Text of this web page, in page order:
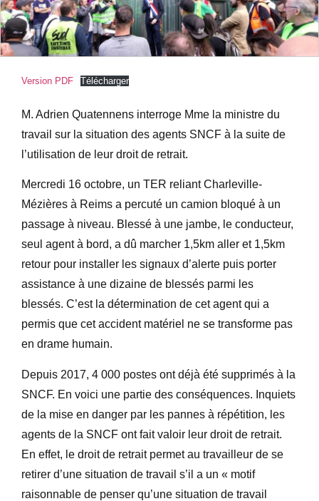
Version PDF Télécharger
M. Adrien Quatennens interroge Mme la ministre du
travail sur la situation des agents SNCF à la suite de
l’utilisation de leur droit de retrait.
Mercredi 16 octobre, un TER reliant Charleville-
Mézières à Reims a percuté un camion bloqué à un
passage à niveau. Blessé à une jambe, le conducteur,
seul agent à bord, a dû marcher 1,5km aller et 1,5km
retour pour installer les signaux d’alerte puis porter
assistance à une dizaine de blessés parmi les
blessés. C’est la détermination de cet agent qui a
permis que cet accident matériel ne se transforme pas
en drame humain.
Depuis 2017, 4 000 postes ont déjà été supprimés à la
SNCF. En voici une partie des conséquences. Inquiets
de la mise en danger par les pannes à répétition, les
agents de la SNCF ont fait valoir leur droit de retrait.
En effet, le droit de retrait permet au travailleur de se
retirer d’une situation de travail s’il a un « motif
raisonnable de penser qu’une situation de travail